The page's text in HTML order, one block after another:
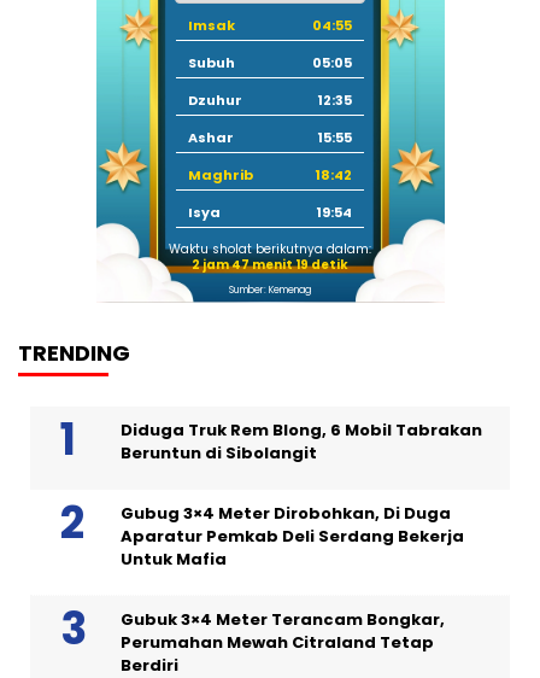
Imsak
04:55
Subuh
05:05
Dzuhur
12:35
Ashar
15:55
Maghrib
18:42
Isya
19:54
Waktu sholat berikutnya dalam:
2 jam 47 menit 18 detik
Sumber: Kemenag
TRENDING
Diduga Truk Rem Blong, 6 Mobil Tabrakan
Beruntun di Sibolangit
Gubug 3×4 Meter Dirobohkan, Di Duga
Aparatur Pemkab Deli Serdang Bekerja
Untuk Mafia
Gubuk 3×4 Meter Terancam Bongkar,
Perumahan Mewah Citraland Tetap
Berdiri